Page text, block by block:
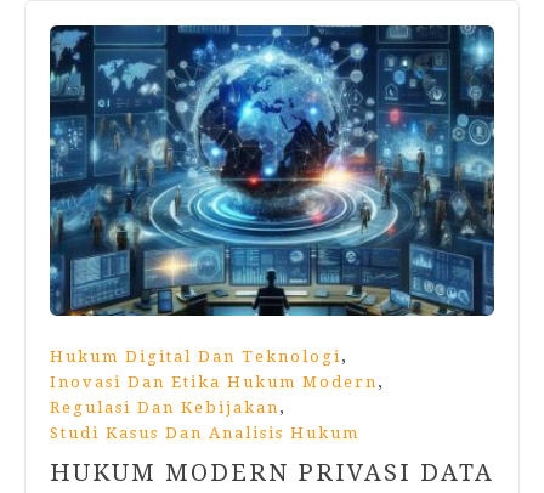
Hukum Digital Dan Teknologi,
Inovasi Dan Etika Hukum Modern ,
Regulasi Dan Kebijakan ,
Studi Kasus Dan Analisis Hukum
HUKUM MODERN PRIVASI DATA